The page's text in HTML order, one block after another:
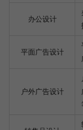
办公设计
平面广告设计
户外广告设计